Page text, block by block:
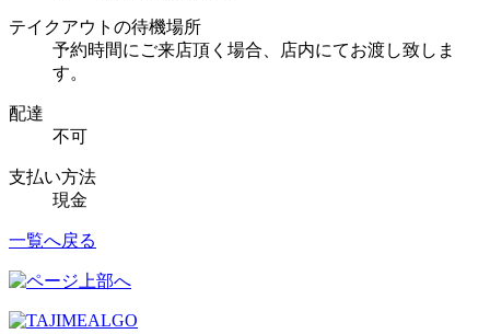
テイクアウトの待機場所
予約時間にご来店頂く場合、店内にてお渡し致しま
す。
配達
不可
支払い方法
現金
一覧へ戻る